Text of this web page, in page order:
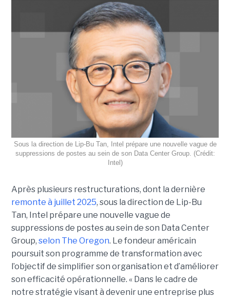
Sous la direction de Lip-Bu Tan, Intel prépare une nouvelle vague de
suppressions de postes au sein de son Data Center Group. (Crédit:
Intel)
Après plusieurs restructurations, dont la dernière
remonte à juillet 2025, sous la direction de Lip-Bu
Tan, Intel prépare une nouvelle vague de
suppressions de postes au sein de son Data Center
Group, selon The Oregon. Le fondeur américain
poursuit son programme de transformation avec
l’objectif de simplifier son organisation et d’améliorer
son efficacité opérationnelle. « Dans le cadre de
notre stratégie visant à devenir une entreprise plus